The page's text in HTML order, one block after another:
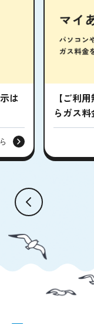
は
【ご利
らガス